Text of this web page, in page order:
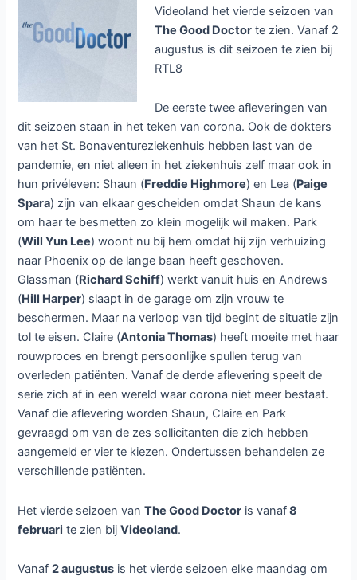
Videoland het vierde seizoen van
The Good Doctor te zien. Vanaf 2
augustus is dit seizoen te zien bij
RTL8
De eerste twee afleveringen van
dit seizoen staan in het teken van corona. Ook de dokters
van het St. Bonaventureziekenhuis hebben last van de
pandemie, en niet alleen in het ziekenhuis zelf maar ook in
hun privéleven: Shaun (Freddie Highmore) en Lea (Paige
Spara) zijn van elkaar gescheiden omdat Shaun de kans
om haar te besmetten zo klein mogelijk wil maken. Park
(Will Yun Lee) woont nu bij hem omdat hij zijn verhuizing
naar Phoenix op de lange baan heeft geschoven.
Glassman (Richard Schiff) werkt vanuit huis en Andrews
(Hill Harper) slaapt in de garage om zijn vrouw te
beschermen. Maar na verloop van tijd begint de situatie zijn
tol te eisen. Claire (Antonia Thomas) heeft moeite met haar
rouwproces en brengt persoonlijke spullen terug van
overleden patiënten. Vanaf de derde aflevering speelt de
serie zich af in een wereld waar corona niet meer bestaat.
Vanaf die aflevering worden Shaun, Claire en Park
gevraagd om van de zes sollicitanten die zich hebben
aangemeld er vier te kiezen. Ondertussen behandelen ze
verschillende patiënten.
Het vierde seizoen vanThe Good Doctor is vanaf8
februari te zien bijVideoland.
Vanaf2 augustus is het vierde seizoen elke maandag om